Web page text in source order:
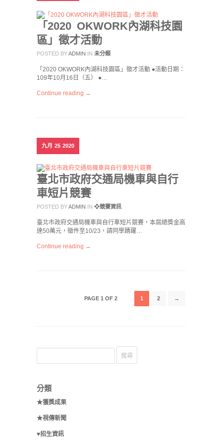
「2020 OKWORK內湖科技園
區」徵才活動
POSTED BYADMIN IN 未分類
「2020 OKWORK內湖科技園區」徵才活動 ●活動日期：
109年10月16日（五） ●…
Continue reading →
九月 25 2020
臺北市政府交通局機車與自行
車短片競賽
POSTED BYADMIN IN ❖競賽資訊
臺北市政府交通局機車與自行車短片競賽，本屆總獎金高
達50萬元，徵件至10/23，請同學踴躍…
Continue reading →
PAGE 1 OF 2 1 2 →
分類
★獲獎成果
★視傳新聞
♥招生資訊